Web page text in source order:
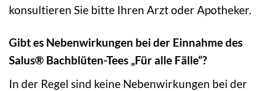
konsultieren Sie bitte Ihren Arzt oder Apotheker.
Gibt es Nebenwirkungen bei der Einnahme des
Salus® Bachblüten-Tees „Für alle Fälle“?
In der Regel sind keine Nebenwirkungen bei der